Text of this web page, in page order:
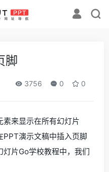
脚
3756 0 0
来显示在所有幻灯片
PPT演示文稿中插入页脚
片Go学校教程中，我们